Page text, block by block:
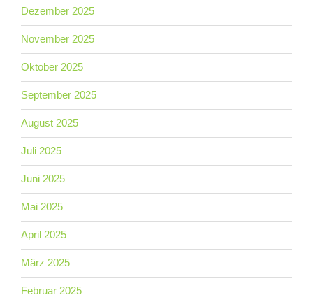
Dezember 2025
November 2025
Oktober 2025
September 2025
August 2025
Juli 2025
Juni 2025
Mai 2025
April 2025
März 2025
Februar 2025